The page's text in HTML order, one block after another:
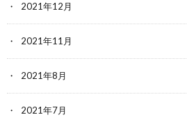
2021年12月
2021年11月
2021年8月
2021年7月